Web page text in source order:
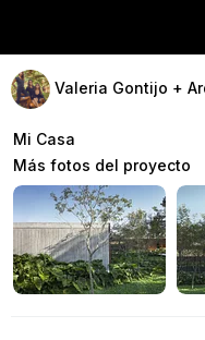
Valeria Gontijo +
Mi Casa
Más fotos del proyecto